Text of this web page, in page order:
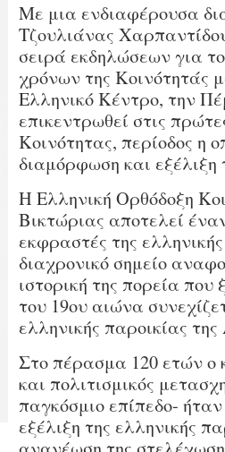
Με μια ενδιαφέρουσα
Τζουλιάνας
σειρά εκδηλώσεων για
χρόνων της Κοινότητάς
Ελληνικό Κέντρο, την
επικεντρωθεί στις
Κοινότητας, περίοδος η
διαμόρφωση και εξέλιξη
Η Ελληνική Ορθόδοξη
Βικτώριας αποτελεί
εκφραστές της
διαχρονικό σημείο
ιστορική της πορεία
του 19ου αιώνα
ελληνικής παροικίας
Στο πέρασμα 120 ετών ο
και πολιτισμικός
παγκόσμιο επίπεδο-
εξέλιξη της ελληνικής